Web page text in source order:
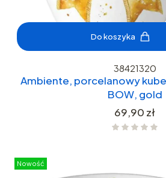
Do koszyka
38421320
Ambiente, porcelanowy
BOW, gold
Cena
69,90 zł
Nowość